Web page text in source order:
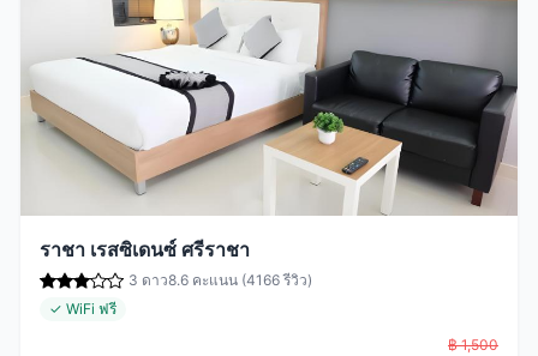
ราชา เรสซิเดนซ์ ศรีราชา
3 ดาว8.6 คะแนน (4166 รีวิว)
✓ WiFi ฟรี
฿ 1,500